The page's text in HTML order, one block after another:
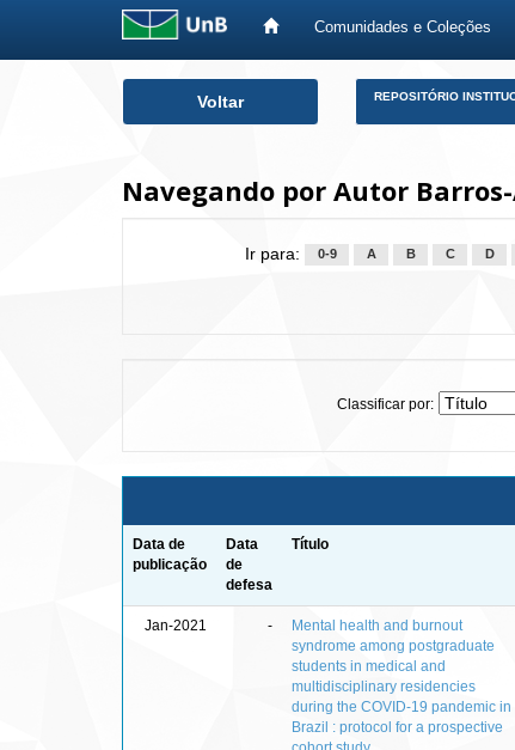
Comunidades e Coleções
Voltar REPOSITÓRIO
Navegando por Autor
Ir para: 0-9 A B C D
Classificar por:
Data de
publicação
Data
de
defesa
Título
Jan-2021 -
Mental health and burnout
syndrome among postgraduate
students in medical and
multidisciplinary residencies
during the COVID-19 pandemic in
Brazil : protocol for a prospective